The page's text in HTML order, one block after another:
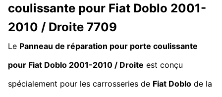
coulissante pour Fiat Doblo 2001-
2010 / Droite 7709
Le Panneau de réparation pour porte coulissante
pour Fiat Doblo 2001-2010 / Droite est conçu
spécialement pour les carrosseries de Fiat Doblo de la